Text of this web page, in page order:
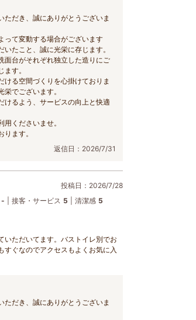
ただき、誠にありがとうございま
って変動する場合がございます
たこと、誠に光栄に存じます。
面台がそれぞれ独立した造りにご
す。
ける空間づくりを心掛けておりま
でございます。
けるよう、サービスの向上と快適
くださいませ。
ます。
返信日：2026/7/31
投稿日：2026/7/28
- 接客・サービス 5 清潔感 5
いただいてます。バストイレ別でお
すぐなのでアクセスもよくお気に入
ただき、誠にありがとうございま